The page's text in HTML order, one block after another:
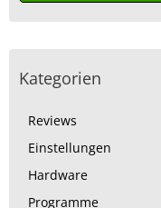
Kategorien
Reviews
Einstellungen
Hardware
Programme